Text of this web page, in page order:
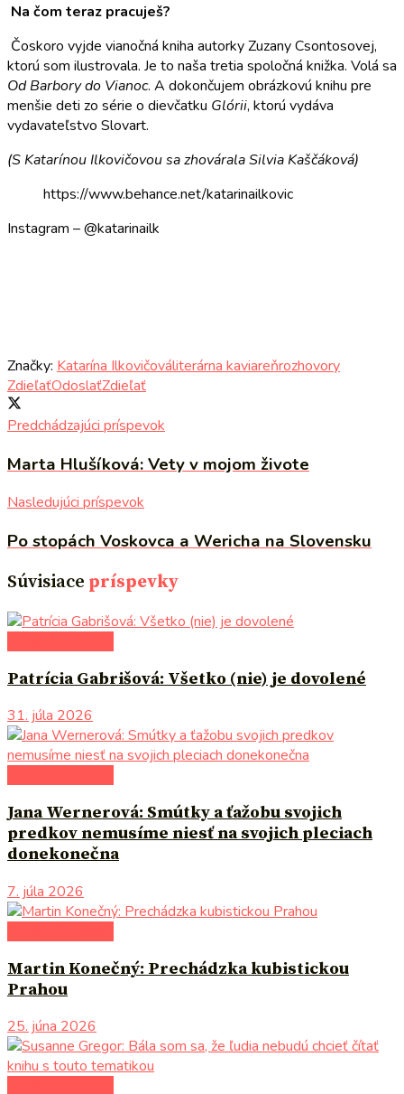
Na čom teraz pracuješ?
Čoskoro vyjde vianočná kniha autorky Zuzany Csontosovej,
ktorú som ilustrovala. Je to naša tretia spoločná knižka. Volá sa
Od Barbory do Vianoc. A dokončujem obrázkovú knihu pre
menšie deti zo série o dievčatku Glórii, ktorú vydáva
vydavateľstvo Slovart.
(S Katarínou Ilkovičovou sa zhovárala Silvia Kaščáková)
https://www.behance.net/katarinailkovic
Instagram – @katarinailk
Značky: Katarína Ilkovičováliterárna kaviareňrozhovory
ZdieľaťOdoslaťZdieľať
Predchádzajúci príspevok
Marta Hlušíková: Vety v mojom živote
Nasledujúci príspevok
Po stopách Voskovca a Wericha na Slovensku
Súvisiace príspevky
Patrícia Gabrišová: Všetko (nie) je dovolené
31. júla 2026
Jana Wernerová: Smútky a ťažobu svojich
predkov nemusíme niesť na svojich pleciach
donekonečna
7. júla 2026
Martin Konečný: Prechádzka kubistickou
Prahou
25. júna 2026